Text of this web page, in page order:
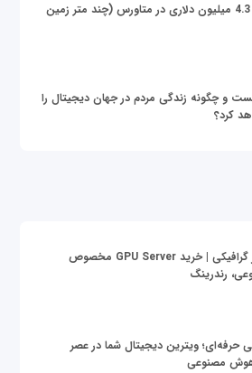
خرید زمین 4.3 میلیون دلاری در متاورس (چند متر زمین
و چگونه زندگی مردم در جهان دیجیتال را
کرد؟
قیمت سرور گرافیکی | خرید GPU Server مخصوص
رندرینگ
حرفه‌ای؛ ویترین دیجیتال شما در عصر
مصنوعی